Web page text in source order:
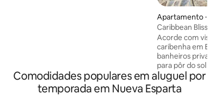
Apartamento ⋅
Caribbean Bliss
Acorde com
caribenha em El
banheiros
para pôr do sol e
jardins,
estacionamento
poucos passos
Comodidades populares em aluguel por
temporada em Nueva Esparta